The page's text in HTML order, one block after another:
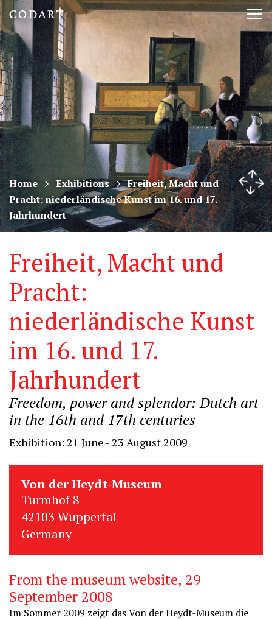
CODART,
Dutch
and
Flemish
art
in
museums
worldwide
Home Exhibitions
Freiheit, Macht und
Pracht: niederländische Kunst im 16. und 17.
Jahrhundert
Freiheit, Macht und
Pracht:
niederländische Kunst
im 16. und 17.
Jahrhundert
Freedom, power and splendor: Dutch art
in the 16th and 17th centuries
Exhibition: 21 June - 23 August 2009
Von der Heydt-Museum
Turmhof 8
42103 Wuppertal
Germany
From the museum website, 29
September 2008
Im Sommer 2009 zeigt das Von der Heydt-Museum die